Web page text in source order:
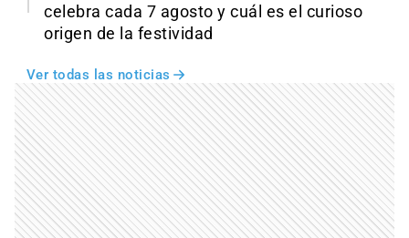
celebra cada 7 agosto y cuál es el curioso
origen de la festividad
Ver todas las noticias